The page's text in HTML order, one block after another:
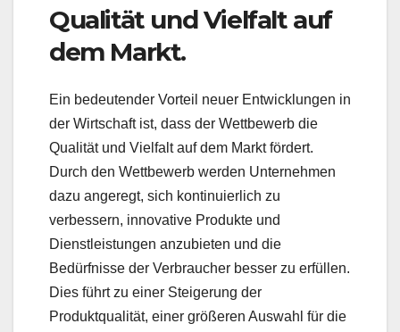
Qualität und Vielfalt auf
dem Markt.
Ein bedeutender Vorteil neuer Entwicklungen in
der Wirtschaft ist, dass der Wettbewerb die
Qualität und Vielfalt auf dem Markt fördert.
Durch den Wettbewerb werden Unternehmen
dazu angeregt, sich kontinuierlich zu
verbessern, innovative Produkte und
Dienstleistungen anzubieten und die
Bedürfnisse der Verbraucher besser zu erfüllen.
Dies führt zu einer Steigerung der
Produktqualität, einer größeren Auswahl für die